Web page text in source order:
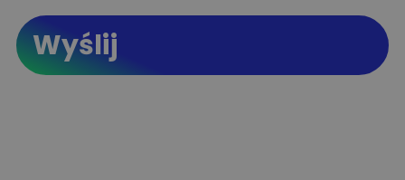
Wyślij